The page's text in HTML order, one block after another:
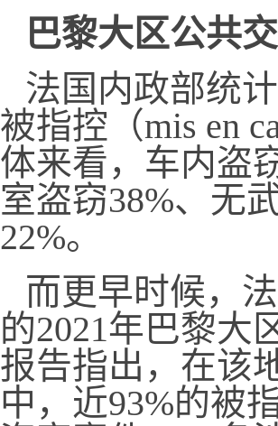
巴黎大区公共
法国内政部统
被指控（mis en
体来看，车内盗
室盗窃38%、无
22%。
而更早时候，
的2021年巴黎大
报告指出，在该
中，近93%的被